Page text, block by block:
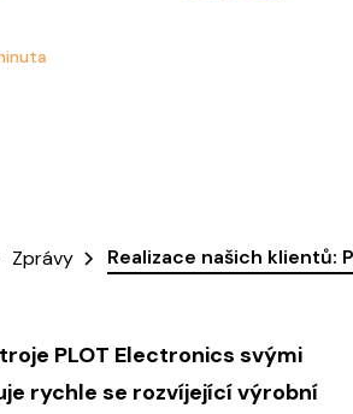
Zprávy Realizace našich klientů:
PLOT Electronics svými
rychle se rozvíjející výrobní